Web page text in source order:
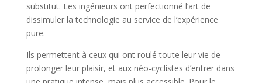
substitut. Les ingénieurs ont perfectionné l’art de
dissimuler la technologie au service de l’expérience
pure.
Ils permettent à ceux qui ont roulé toute leur vie de
prolonger leur plaisir, et aux néo-cyclistes d’entrer dans